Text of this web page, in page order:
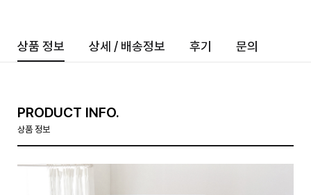
상품 정보 상세 / 배송정보 후기 문의
PRODUCT INFO.
상품 정보